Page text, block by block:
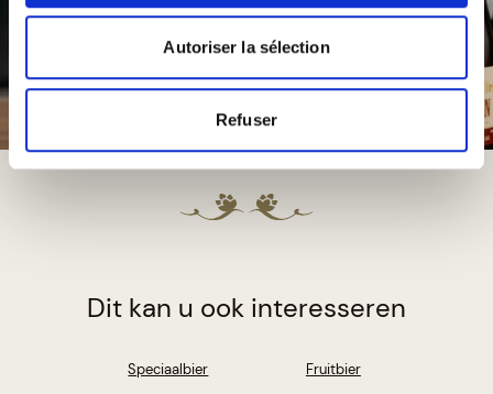
Autoriser la sélection
Refuser
Dit kan u ook interesseren
Speciaalbier Fruitbier